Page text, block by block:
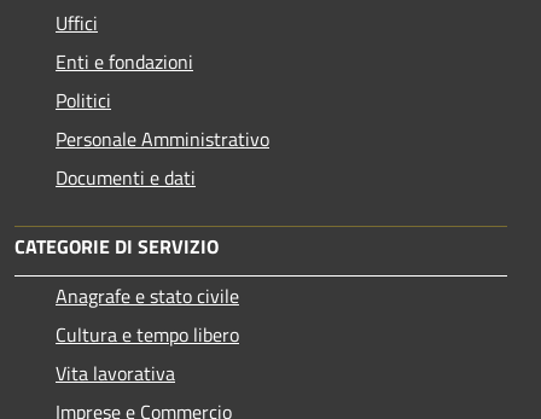
Uffici
Enti e fondazioni
Politici
Personale Amministrativo
Documenti e dati
CATEGORIE DI SERVIZIO
Anagrafe e stato civile
Cultura e tempo libero
Vita lavorativa
Imprese e Commercio